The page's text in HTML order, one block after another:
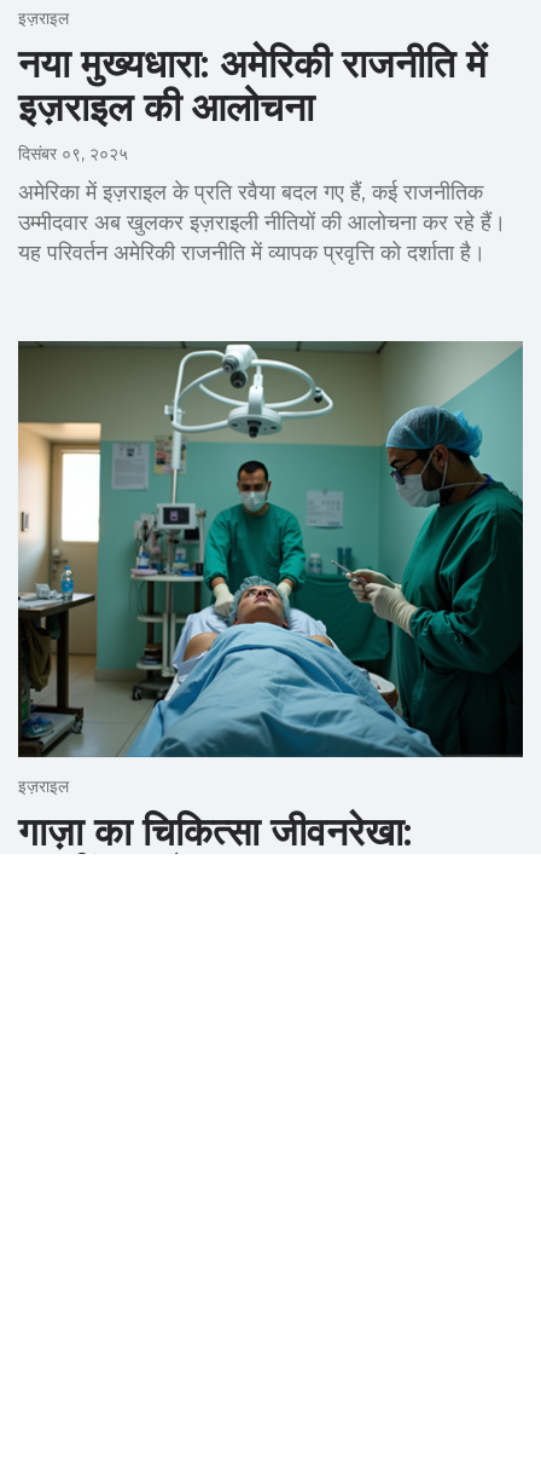
इज़राइल
नया मुख्यधारा: अमेरिकी राजनीति में
इज़राइल की आलोचना
दिसंबर ०९, २०२५
अमेरिका में इज़राइल के प्रति रवैया बदल गए हैं, कई राजनीतिक
उम्मीदवार अब खुलकर इज़राइली नीतियों की आलोचना कर रहे हैं।
यह परिवर्तन अमेरिकी राजनीति में व्यापक प्रवृत्ति को दर्शाता है।
इज़राइल
गाज़ा का चिकित्सा जीवनरेखा: